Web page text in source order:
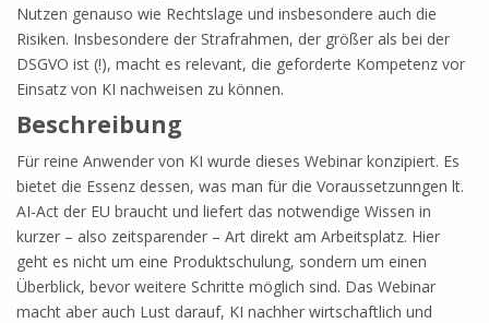
Nutzen genauso wie Rechtslage und insbesondere auch die
Risiken. Insbesondere der Strafrahmen, der größer als bei der
DSGVO ist (!), macht es relevant, die geforderte Kompetenz vor
Einsatz von KI nachweisen zu können.
Beschreibung
Für reine Anwender von KI wurde dieses Webinar konzipiert. Es
bietet die Essenz dessen, was man für die Voraussetzunngen lt.
AI-Act der EU braucht und liefert das notwendige Wissen in
kurzer – also zeitsparender – Art direkt am Arbeitsplatz. Hier
geht es nicht um eine Produktschulung, sondern um einen
Überblick, bevor weitere Schritte möglich sind. Das Webinar
macht aber auch Lust darauf, KI nachher wirtschaftlich und